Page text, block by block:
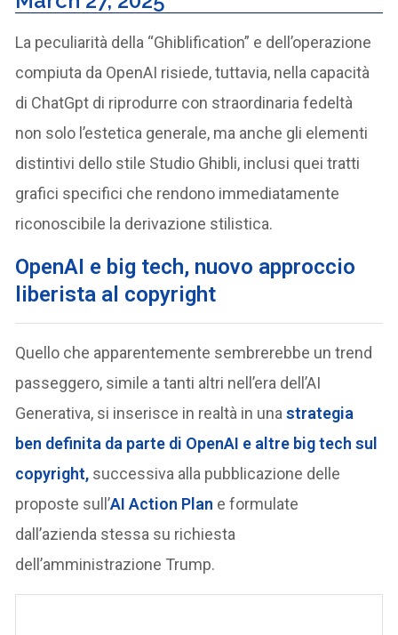
La peculiarità della “Ghiblification” e dell’operazione
compiuta da OpenAI risiede, tuttavia, nella capacità
di ChatGpt di riprodurre con straordinaria fedeltà
non solo l’estetica generale, ma anche gli elementi
distintivi dello stile Studio Ghibli, inclusi quei tratti
grafici specifici che rendono immediatamente
riconoscibile la derivazione stilistica.
OpenAI e big tech, nuovo approccio
liberista al copyright
Quello che apparentemente sembrerebbe un trend
passeggero, simile a tanti altri nell’era dell’AI
Generativa, si inserisce in realtà in unastrategia
ben definita da parte di OpenAI e altre big tech sul
copyright, successiva alla pubblicazione delle
proposte sull’AI Action Plan e formulate
dall’azienda stessa su richiesta
dell’amministrazione Trump.